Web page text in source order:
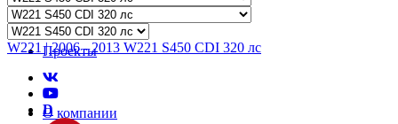
Проекты
О компании
W221 | 2006 - 2013 W221 S450 CDI 320 лс
D